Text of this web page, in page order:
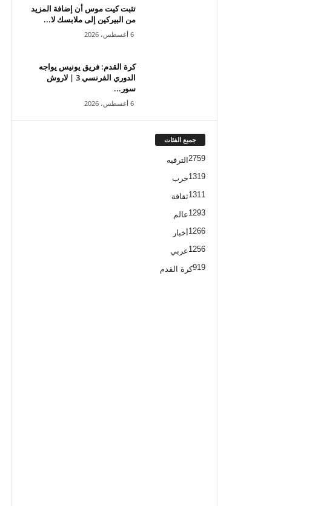
تثبت كيت موس أن إضافة المزيد
من البيركين إلى ملابسك لا...
6 أغسطس، 2026
كرة القدم: فريق يونيس يواجه
الدوري الفرنسي 3 | لاروش
سور...
6 أغسطس، 2026
جميع الفئات
الترفيه 2759
حرب1319
ثقافة1311
عالم1293
أخبار 1266
عربي1256
كرة القدم919